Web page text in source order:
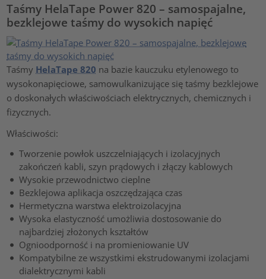
Taśmy HelaTape Power 820 – samospajalne,
bezklejowe taśmy do wysokich napięć
Taśmy HelaTape 820 na bazie kauczuku etylenowego to
wysokonapięciowe, samowulkanizujące się taśmy bezklejowe
o doskonałych właściwościach elektrycznych, chemicznych i
fizycznych.
Właściwości:
Tworzenie powłok uszczelniających i izolacyjnych
zakończeń kabli, szyn prądowych i złączy kablowych
Wysokie przewodnictwo cieplne
Bezklejowa aplikacja oszczędzająca czas
Hermetyczna warstwa elektroizolacyjna
Wysoka elastyczność umożliwia dostosowanie do
najbardziej złożonych kształtów
Ognioodporność i na promieniowanie UV
Kompatybilne ze wszystkimi ekstrudowanymi izolacjami
dialektrycznymi kabli